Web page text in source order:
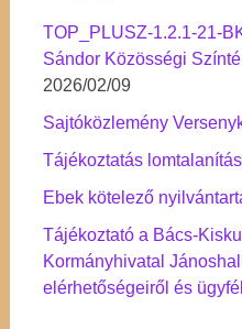
TOP_PLUSZ-1.2.1-21-
Sándor Közösségi
2026/02/09
Sajtóközlemény
Tájékoztatás
Ebek kötelező
Tájékoztató a Bács-
Kormányhivatal
elérhetőségeiről és